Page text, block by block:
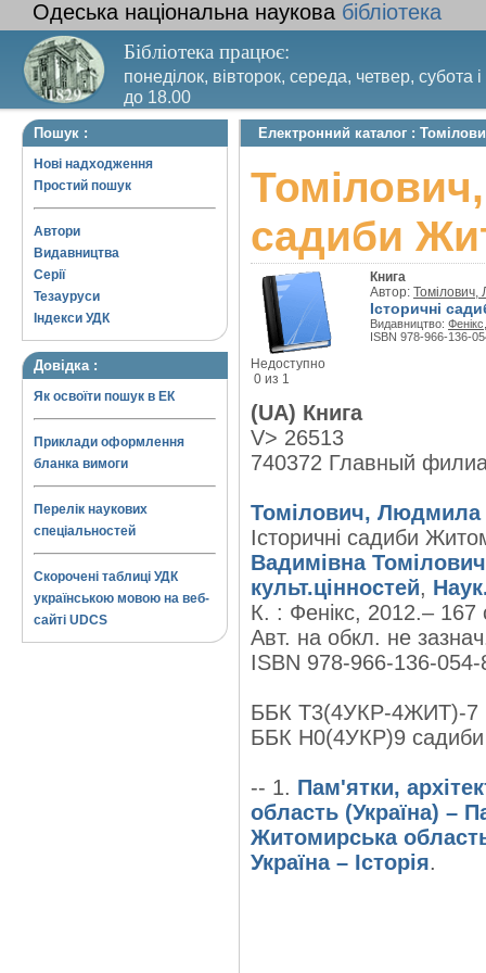
Одеська національна наукова бібліотека
Бібліотека працює:
понеділок, вівторок, середа, четвер, субота
до 18.00
Вихідний день – п’ятниця. Останній четвер
Пошук :
Нові надходження
Простий пошук
Автори
Видавництва
Серії
Тезауруси
Індекси УДК
Довідка :
Як освоїти пошук в ЕК
Приклади оформлення
бланка вимоги
Перелік наукових
спеціальностей
Скорочені таблиці УДК
українською мовою на веб-
сайті UDCS
Електронний каталог :
садиби
Недоступно
0 из 1
Книга
Автор:
Історичні
Видавництво: Фенікс
ISBN 978-966-136-
(UA) Книга
V> 26513
740372 Главный
Томілович, Людмила
Історичні садиби
Вадимівна Томілович
культ.цінностей,
К. : Фенікс, 2012.– 167
Авт. на обкл. не
ISBN 978-966-136-
ББК Т3(4УКР-4ЖИТ)-7
ББК Н0(4УКР)9 садиби
-- 1. Пам'ятки,
область (Україна) –
Житомирська
Україна – Історія.